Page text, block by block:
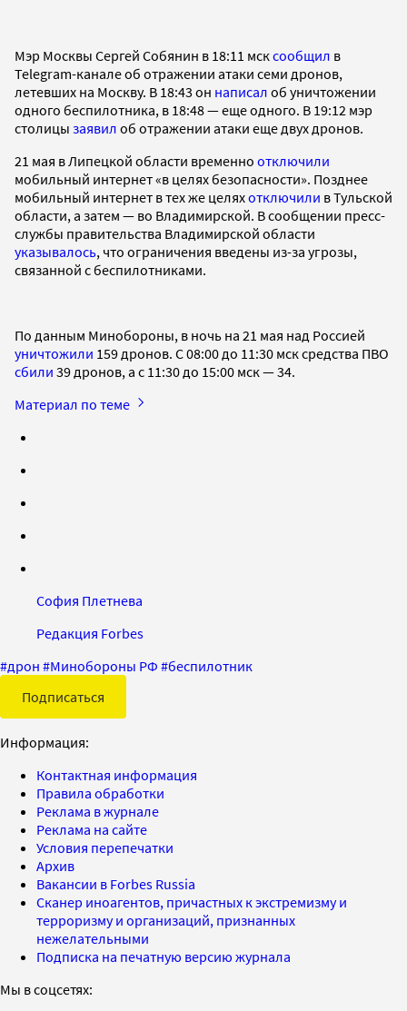
Мэр Москвы Сергей Собянин в 18:11 мсксообщил в
Telegram-канале об отражении атаки семи дронов,
летевших на Москву. В 18:43 он написал об уничтожении
одного беспилотника, в 18:48 — еще одного. В 19:12 мэр
столицы заявил об отражении атаки еще двух дронов.
21 мая в Липецкой области временно отключили
мобильный интернет «в целях безопасности». Позднее
мобильный интернет в тех же целяхотключили в Тульской
области, а затем — во Владимирской. В сообщении пресс-
службы правительства Владимирской области
указывалось, что ограничения введены из-за угрозы,
связанной с беспилотниками.
По данным Минобороны, в ночь на 21 мая над Россией
уничтожили 159 дронов. С 08:00 до 11:30 мск средства ПВО
сбили 39 дронов, а с 11:30 до 15:00 мск — 34.
Материал по теме
София Плетнева
Редакция Forbes
#дрон #Минобороны РФ #беспилотник
Подписаться
Информация:
Контактная информация
Правила обработки
Реклама в журнале
Реклама на сайте
Условия перепечатки
Архив
Вакансии в Forbes Russia
Сканер иноагентов, причастных к экстремизму и
терроризму и организаций, признанных
нежелательными
Подписка на печатную версию журнала
Мы в соцсетях: